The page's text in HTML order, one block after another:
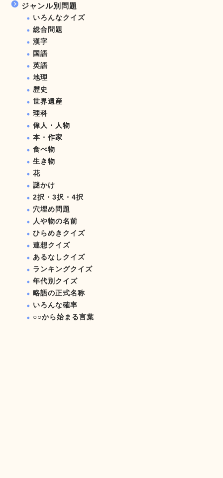
ジャンル別問題
いろんなクイズ
総合問題
漢字
国語
英語
地理
歴史
世界遺産
理科
偉人・人物
本・作家
食べ物
生き物
花
謎かけ
2択・3択・4択
穴埋め問題
人や物の名前
ひらめきクイズ
連想クイズ
あるなしクイズ
ランキングクイズ
年代別クイズ
略語の正式名称
いろんな確率
○○から始まる言葉